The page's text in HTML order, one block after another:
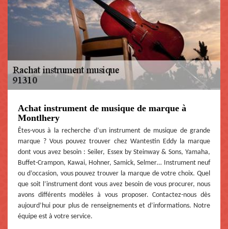
Achat instrument de musique de marque à
Montlhery
Êtes-vous à la recherche d’un instrument de musique de grande
marque ? Vous pouvez trouver chez Wantestin Eddy la marque
dont vous avez besoin : Seiler, Essex by Steinway & Sons, Yamaha,
Buffet-Crampon, Kawai, Hohner, Samick, Selmer… Instrument neuf
ou d’occasion, vous pouvez trouver la marque de votre choix. Quel
que soit l’instrument dont vous avez besoin de vous procurer, nous
avons différents modèles à vous proposer. Contactez-nous dès
aujourd’hui pour plus de renseignements et d’informations. Notre
équipe est à votre service.